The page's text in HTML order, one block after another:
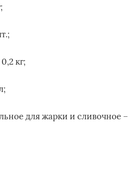
кг;
для жарки и сливочное –